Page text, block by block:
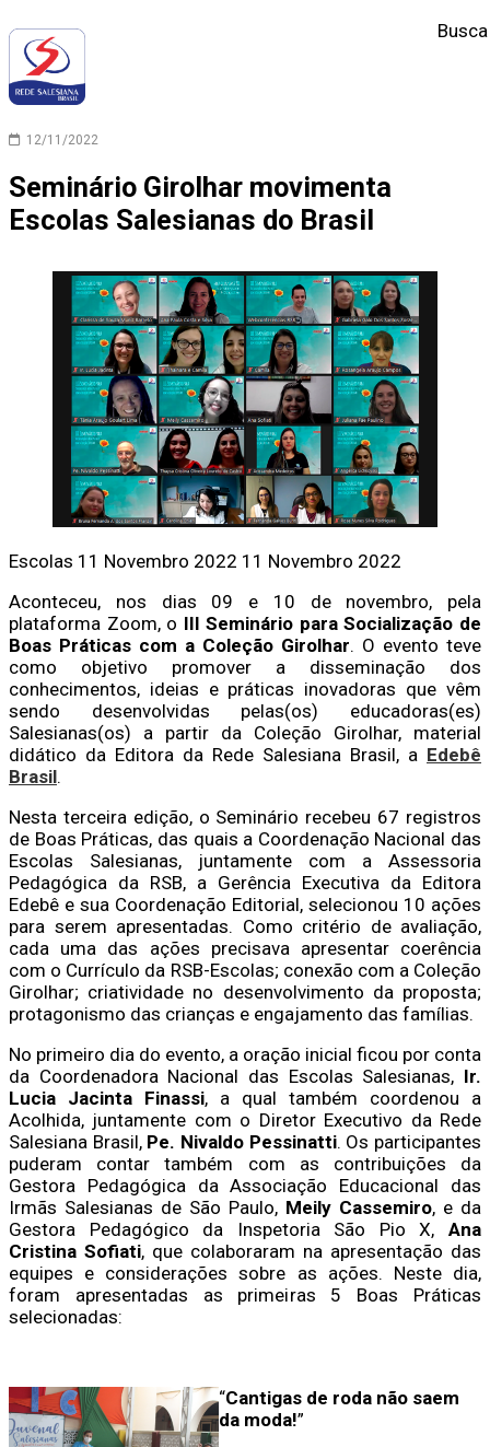
Busca
12/11/2022
Seminário Girolhar movimenta
Escolas Salesianas do Brasil
Escolas 11 Novembro 2022 11 Novembro 2022
Aconteceu, nos dias 09 e 10 de novembro, pela
plataforma Zoom, o III Seminário para Socialização de
Boas Práticas com a Coleção Girolhar. O evento teve
como objetivo promover a disseminação dos
conhecimentos, ideias e práticas inovadoras que vêm
sendo desenvolvidas pelas(os) educadoras(es)
Salesianas(os) a partir da Coleção Girolhar, material
didático da Editora da Rede Salesiana Brasil, a Edebê
Brasil.
Nesta terceira edição, o Seminário recebeu 67 registros
de Boas Práticas, das quais a Coordenação Nacional das
Escolas Salesianas, juntamente com a Assessoria
Pedagógica da RSB, a Gerência Executiva da Editora
Edebê e sua Coordenação Editorial, selecionou 10 ações
para serem apresentadas. Como critério de avaliação,
cada uma das ações precisava apresentar coerência
com o Currículo da RSB-Escolas; conexão com a Coleção
Girolhar; criatividade no desenvolvimento da proposta;
protagonismo das crianças e engajamento das famílias.
No primeiro dia do evento, a oração inicial ficou por conta
da Coordenadora Nacional das Escolas Salesianas, Ir.
Lucia Jacinta Finassi, a qual também coordenou a
Acolhida, juntamente com o Diretor Executivo da Rede
Salesiana Brasil, Pe. Nivaldo Pessinatti. Os participantes
puderam contar também com as contribuições da
Gestora Pedagógica da Associação Educacional das
Irmãs Salesianas de São Paulo, Meily Cassemiro, e da
Gestora Pedagógico da Inspetoria São Pio X, Ana
Cristina Sofiati, que colaboraram na apresentação das
equipes e considerações sobre as ações. Neste dia,
foram apresentadas as primeiras 5 Boas Práticas
selecionadas:
“Cantigas de roda não saem
da moda!”